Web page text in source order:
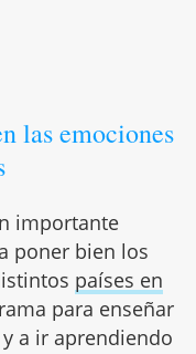
las emociones
importante
poner bien los
países en
para enseñar
a ir aprendiendo